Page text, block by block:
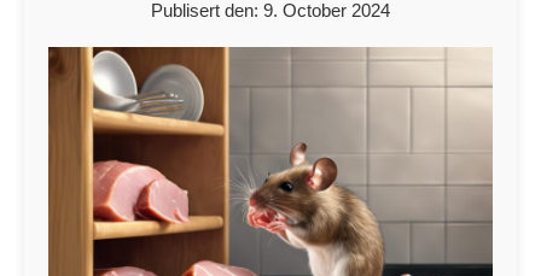
Publisert den: 9. October 2024